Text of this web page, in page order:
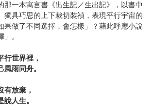
那一本寓言書《出生記／生出記》，以書中
獨具巧思的上下裁切裝禎，表現平行宇宙的
果做了不同選擇，會怎樣」？藉此呼應小說
。
行世界裡，
雨同舟。
有放棄，
人生。